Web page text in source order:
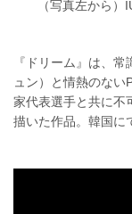
（写真左から
『ドリーム』は、
ュン）と情熱のない
家代表選手と共に不
描いた作品。韓国に